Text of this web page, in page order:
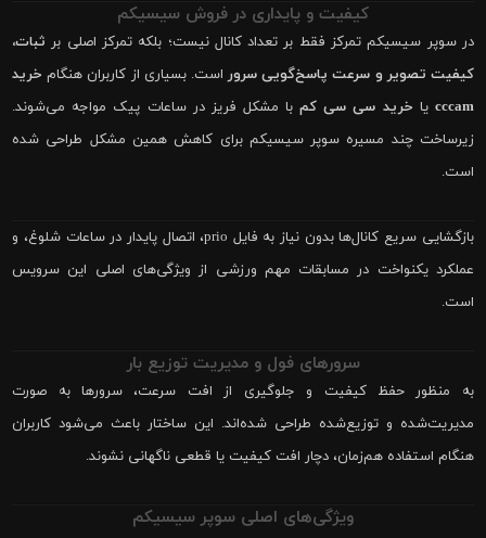
کیفیت و پایداری در فروش سیسیکم
در سوپر سیسیکم تمرکز فقط بر تعداد کانال نیست؛ بلکه تمرکز اصلی بر ثبات،
کیفیت تصویر و سرعت پاسخ‌گویی سروراست. بسیاری از کاربران هنگام خرید
cccam یا خرید سی سی کمبا مشکل فریز در ساعات پیک مواجه می‌شوند.
زیرساخت چند مسیره سوپر سیسیکم برای کاهش همین مشکل طراحی شده
است.
بازگشایی سریع کانال‌ها بدون نیاز به فایل prio، اتصال پایدار در ساعات شلوغ، و
عملکرد یکنواخت در مسابقات مهم ورزشی از ویژگی‌های اصلی این سرویس
است.
سرورهای فول و مدیریت توزیع بار
به منظور حفظ کیفیت و جلوگیری از افت سرعت، سرورها به صورت
مدیریت‌شده و توزیع‌شده طراحی شده‌اند. این ساختار باعث می‌شود کاربران
هنگام استفاده هم‌زمان، دچار افت کیفیت یا قطعی ناگهانی نشوند.
ویژگی‌های اصلی سوپر سیسیکم